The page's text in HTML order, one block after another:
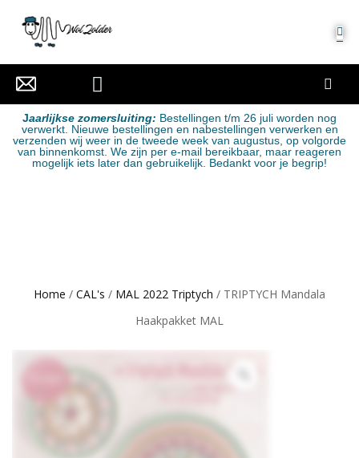
Jaarlijkse zomersluiting: Bestellingen t/m 26 juli worden nog
verwerkt. Nieuwe bestellingen en nabestellingen verwerken en
verzenden wij weer in de tweede week van augustus, op volgorde
van binnenkomst. We zijn per e-mail bereikbaar, maar reageren
mogelijk iets later dan gebruikelijk. Bedankt voor je begrip!
Home / CAL's / MAL 2022 Triptych / TRIPTYCH Mandala
Haakpakket MAL